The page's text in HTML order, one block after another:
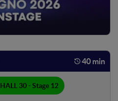
40 min
HALL 30 - Stage 12